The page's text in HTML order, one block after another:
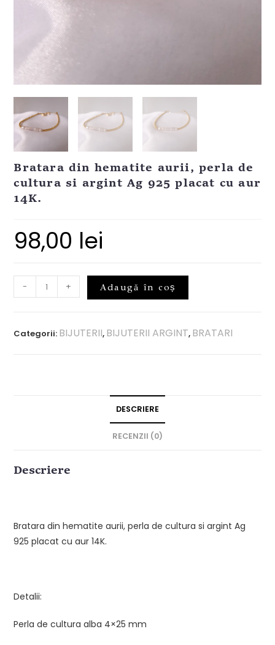
Bratara din hematite aurii, perla de
cultura si argint Ag 925 placat cu aur
14K.
98,00 lei
- + Adaugă în coș
Categorii: BIJUTERII, BIJUTERII ARGINT, BRATARI
DESCRIERE
RECENZII (0)
Descriere
Bratara din hematite aurii, perla de cultura si argint Ag
925 placat cu aur 14K.
Detalii:
Perla de cultura alba 4×25 mm